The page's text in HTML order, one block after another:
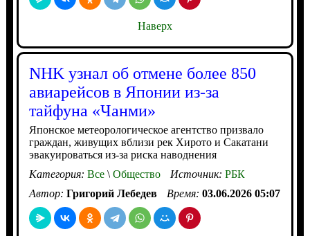
Наверх
NHK узнал об отмене более 850
авиарейсов в Японии из-за
тайфуна «Чанми»
Японское метеорологическое агентство призвало
граждан, живущих вблизи рек Хирото и Сакатани
эвакуироваться из-за риска наводнения
Категория: Все\Общество Источник: РБК
Автор: Григорий Лебедев Время: 03.06.2026 05:07